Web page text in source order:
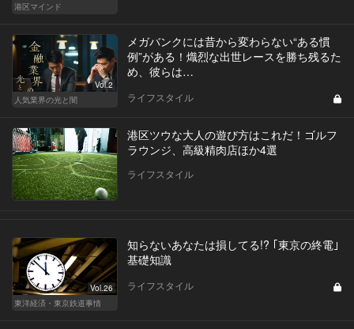
港区マインド
Vol.2
人気業界の光と闇
メガバンクには昔から変わらない“ある慣
例”がある！熾烈な出世レースを勝ち残るた
め、彼らは…
ライフスタイル
港区ツウな大人の遊び方はこれだ！ゴルフ
ラウンジ、高級精肉店ほか4選
ライフスタイル
Vol.26
東洋経済・東京鉄道事情
知らないあなたは損してる!? ｢東京の終電｣
基礎知識
ライフスタイル